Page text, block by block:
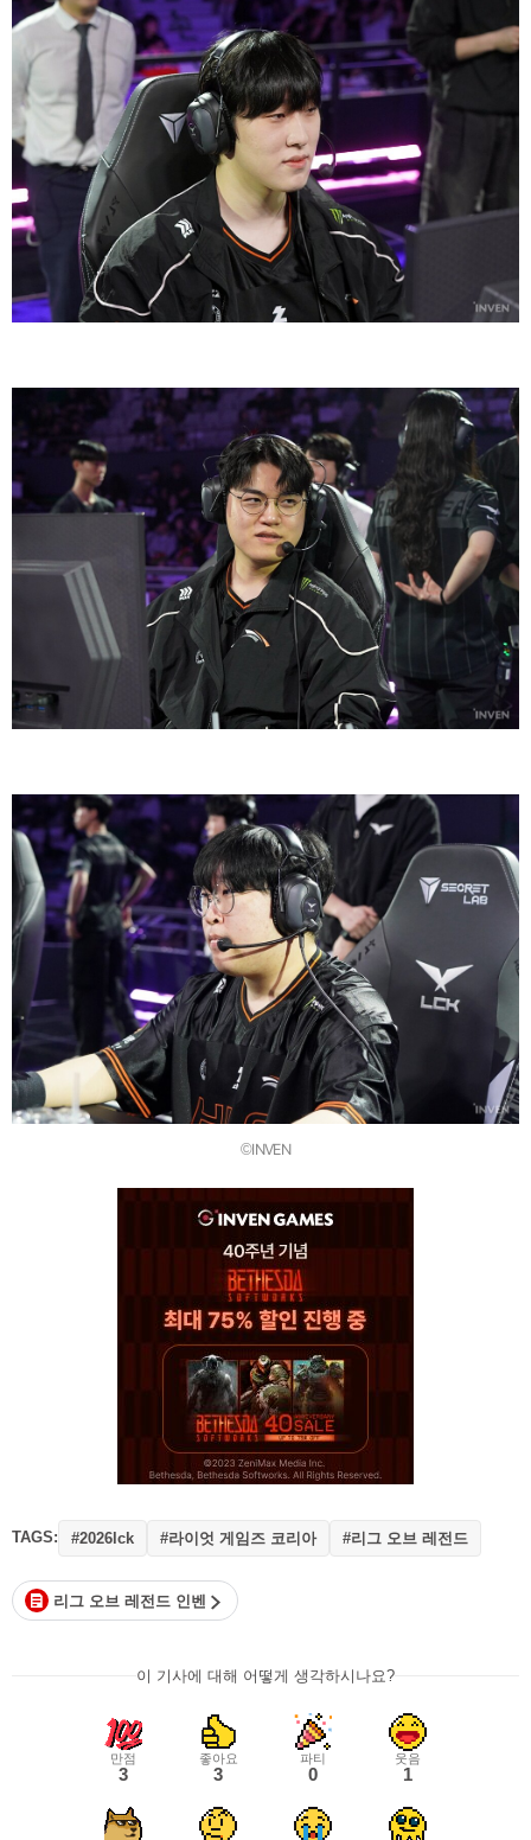
©INVEN
TAGS: #2026lck #라이엇 게임즈 코리아 #리그 오브 레전드
리그 오브 레전드 인벤
이 기사에 대해 어떻게 생각하시나요?
만점
3
좋아요
3
파티
0
웃음
1